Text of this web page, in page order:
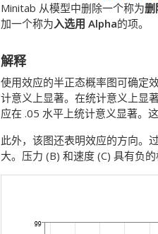
Minitab 从模型中删除一个称为删
加一个称为入选用 Alpha的项。
解释
使用效应的半正态概率图可确定
计意义上显著。在统计意义上显
应在 .05 水平上统计意义显著。
此外，该图还表明效应的方向。
大。压力 (B) 和速度 (C) 具有负